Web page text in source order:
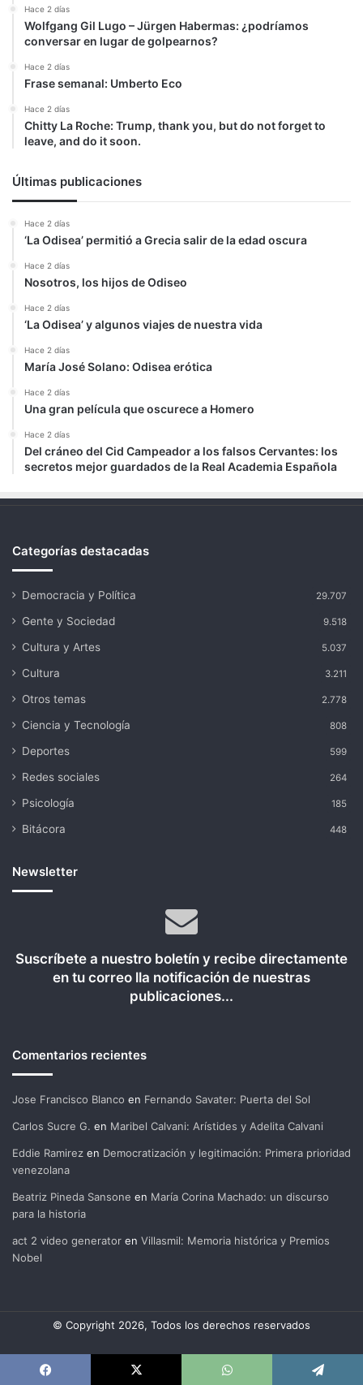
Hace 2 días
Wolfgang Gil Lugo – Jürgen Habermas: ¿podríamos
conversar en lugar de golpearnos?
Hace 2 días
Frase semanal: Umberto Eco
Hace 2 días
Chitty La Roche: Trump, thank you, but do not forget to
leave, and do it soon.
Últimas publicaciones
Hace 2 días
‘La Odisea’ permitió a Grecia salir de la edad oscura
Hace 2 días
Nosotros, los hijos de Odiseo
Hace 2 días
‘La Odisea’ y algunos viajes de nuestra vida
Hace 2 días
María José Solano: Odisea erótica
Hace 2 días
Una gran película que oscurece a Homero
Hace 2 días
Del cráneo del Cid Campeador a los falsos Cervantes: los
secretos mejor guardados de la Real Academia Española
Categorías destacadas
Democracia y Política 29.707
Gente y Sociedad 9.518
Cultura y Artes 5.037
Cultura 3.211
Otros temas 2.778
Ciencia y Tecnología 808
Deportes 599
Redes sociales 264
Psicología 185
Bitácora 448
Newsletter
Suscríbete a nuestro boletín y recibe directamente
en tu correo lla notificación de nuestras
publicaciones...
Comentarios recientes
Jose Francisco Blanco en Fernando Savater: Puerta del Sol
Carlos Sucre G. en Maribel Calvani: Arístides y Adelita Calvani
Eddie Ramirez en Democratización y legitimación: Primera prioridad
venezolana
Beatriz Pineda Sansone en María Corina Machado: un discurso
para la historia
act 2 video generator en Villasmil: Memoria histórica y Premios
Nobel
© Copyright 2026, Todos los derechos reservados